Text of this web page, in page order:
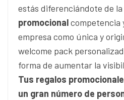
estás diferenciándote de la
promocionalcompetencia
empresa como única y
welcome pack
forma de aumentar la
Tus regalos
un gran número de